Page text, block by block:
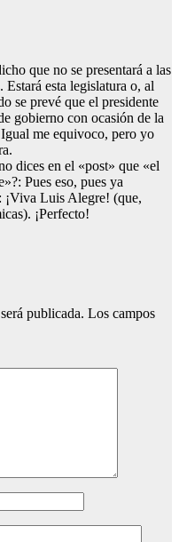
que no se presentará a las
esta legislatura o, al
se prevé que el presidente
gobierno con ocasión de la
me equivoco, pero yo
dices en el «post» que «el
Pues eso, pues ya
¡Viva Luis Alegre! (que,
¡Perfecto!
publicada. Los campos